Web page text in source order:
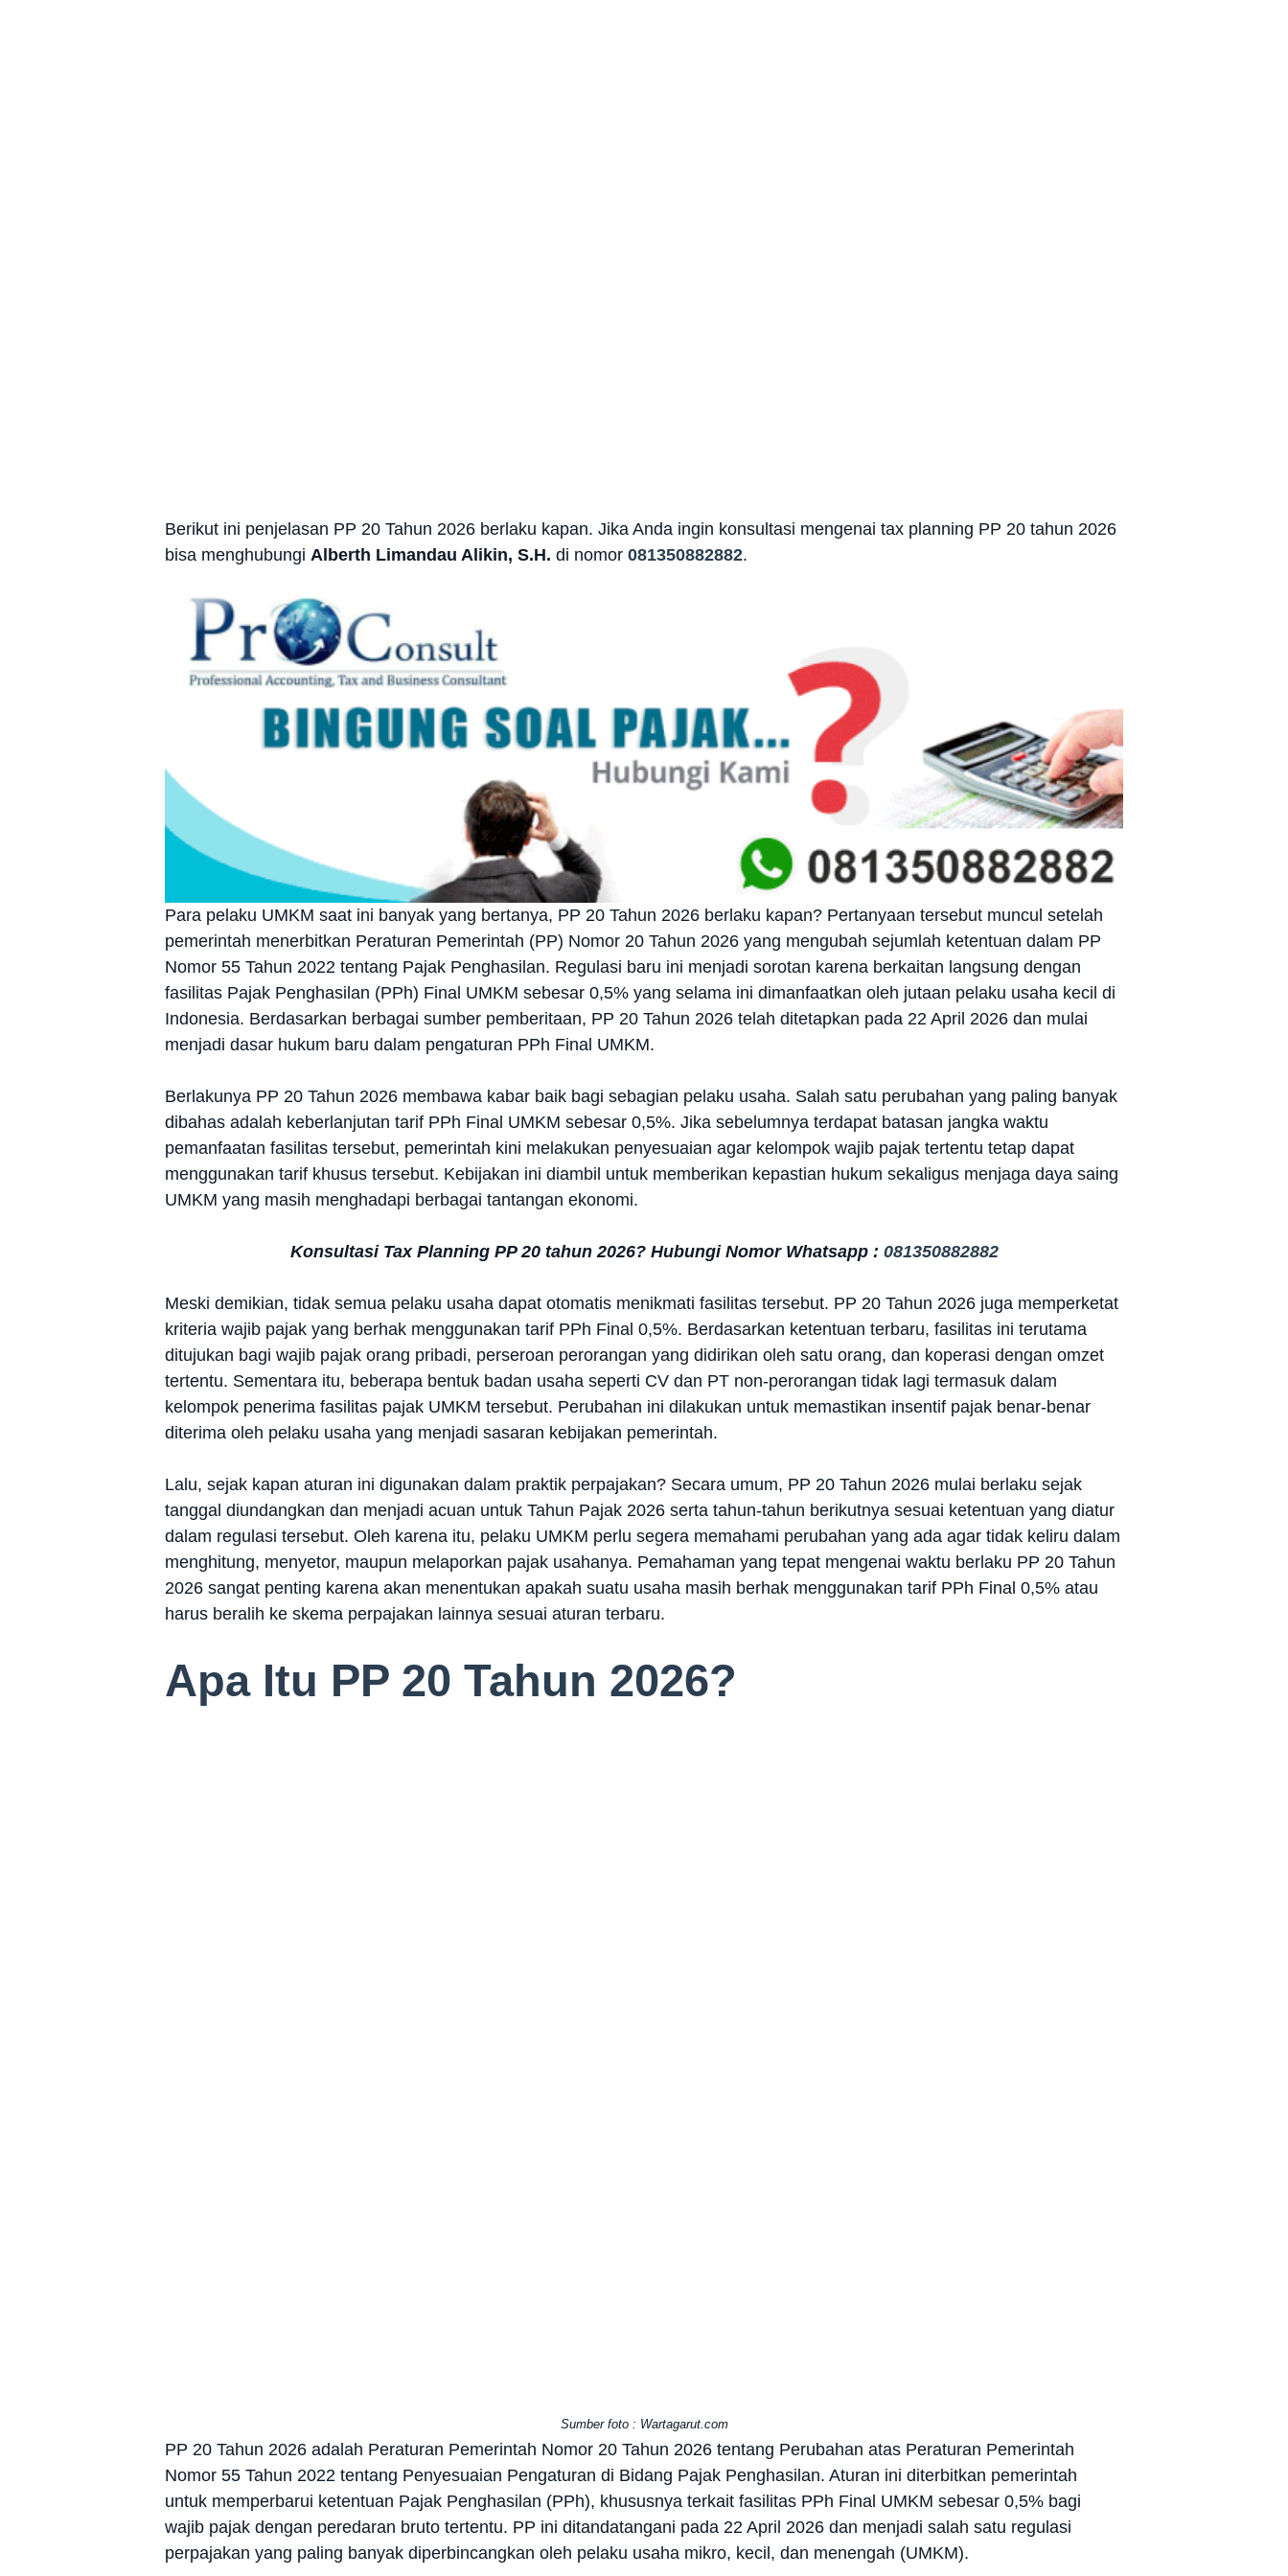
Berikut ini penjelasan PP 20 Tahun 2026 berlaku kapan. Jika Anda ingin konsultasi mengenai tax planning PP 20 tahun 2026
bisa menghubungi Alberth Limandau Alikin, S.H. di nomor 081350882882.
Para pelaku UMKM saat ini banyak yang bertanya, PP 20 Tahun 2026 berlaku kapan? Pertanyaan tersebut muncul setelah
pemerintah menerbitkan Peraturan Pemerintah (PP) Nomor 20 Tahun 2026 yang mengubah sejumlah ketentuan dalam PP
Nomor 55 Tahun 2022 tentang Pajak Penghasilan. Regulasi baru ini menjadi sorotan karena berkaitan langsung dengan
fasilitas Pajak Penghasilan (PPh) Final UMKM sebesar 0,5% yang selama ini dimanfaatkan oleh jutaan pelaku usaha kecil di
Indonesia. Berdasarkan berbagai sumber pemberitaan, PP 20 Tahun 2026 telah ditetapkan pada 22 April 2026 dan mulai
menjadi dasar hukum baru dalam pengaturan PPh Final UMKM.
Berlakunya PP 20 Tahun 2026 membawa kabar baik bagi sebagian pelaku usaha. Salah satu perubahan yang paling banyak
dibahas adalah keberlanjutan tarif PPh Final UMKM sebesar 0,5%. Jika sebelumnya terdapat batasan jangka waktu
pemanfaatan fasilitas tersebut, pemerintah kini melakukan penyesuaian agar kelompok wajib pajak tertentu tetap dapat
menggunakan tarif khusus tersebut. Kebijakan ini diambil untuk memberikan kepastian hukum sekaligus menjaga daya saing
UMKM yang masih menghadapi berbagai tantangan ekonomi.
Konsultasi Tax Planning PP 20 tahun 2026? Hubungi Nomor Whatsapp : 081350882882
Meski demikian, tidak semua pelaku usaha dapat otomatis menikmati fasilitas tersebut. PP 20 Tahun 2026 juga memperketat
kriteria wajib pajak yang berhak menggunakan tarif PPh Final 0,5%. Berdasarkan ketentuan terbaru, fasilitas ini terutama
ditujukan bagi wajib pajak orang pribadi, perseroan perorangan yang didirikan oleh satu orang, dan koperasi dengan omzet
tertentu. Sementara itu, beberapa bentuk badan usaha seperti CV dan PT non-perorangan tidak lagi termasuk dalam
kelompok penerima fasilitas pajak UMKM tersebut. Perubahan ini dilakukan untuk memastikan insentif pajak benar-benar
diterima oleh pelaku usaha yang menjadi sasaran kebijakan pemerintah.
Lalu, sejak kapan aturan ini digunakan dalam praktik perpajakan? Secara umum, PP 20 Tahun 2026 mulai berlaku sejak
tanggal diundangkan dan menjadi acuan untuk Tahun Pajak 2026 serta tahun-tahun berikutnya sesuai ketentuan yang diatur
dalam regulasi tersebut. Oleh karena itu, pelaku UMKM perlu segera memahami perubahan yang ada agar tidak keliru dalam
menghitung, menyetor, maupun melaporkan pajak usahanya. Pemahaman yang tepat mengenai waktu berlaku PP 20 Tahun
2026 sangat penting karena akan menentukan apakah suatu usaha masih berhak menggunakan tarif PPh Final 0,5% atau
harus beralih ke skema perpajakan lainnya sesuai aturan terbaru.
Apa Itu PP 20 Tahun 2026?
Sumber foto : Wartagarut.com
PP 20 Tahun 2026 adalah Peraturan Pemerintah Nomor 20 Tahun 2026 tentang Perubahan atas Peraturan Pemerintah
Nomor 55 Tahun 2022 tentang Penyesuaian Pengaturan di Bidang Pajak Penghasilan. Aturan ini diterbitkan pemerintah
untuk memperbarui ketentuan Pajak Penghasilan (PPh), khususnya terkait fasilitas PPh Final UMKM sebesar 0,5% bagi
wajib pajak dengan peredaran bruto tertentu. PP ini ditandatangani pada 22 April 2026 dan menjadi salah satu regulasi
perpajakan yang paling banyak diperbincangkan oleh pelaku usaha mikro, kecil, dan menengah (UMKM).